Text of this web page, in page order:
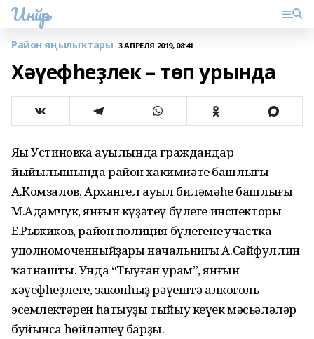
Инйәр
Район яңылыҡтары 3 АПРЕЛЯ 2019, 08:41
Хәүефһеҙлек – төп урында
Яңы Устиновка ауылында граждандар
йыйылышында район хакимиәте башлығы
А.Комзалов, Архангел ауыл биләмәһе башлығы
М.Адамчук, янғын күҙәтеү бүлеге инспекторы
Е.Рыжиков, район полиция бүлегенең участка
уполномоченныйҙары начальнигы А.Сәйфуллин
ҡатнашты. Унда “Тыуған урам”, янғын
хәүефһеҙлеге, законһыҙ рәүештә алкоголь
эсемлектәрен һатыуҙы тыйыу кеүек мәсьәләләр
буйынса һөйләшеү барҙы.